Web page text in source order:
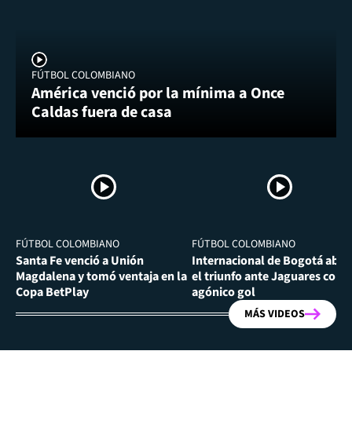
FÚTBOL COLOMBIANO
América venció por la mínima a Once
Caldas fuera de casa
FÚTBOL COLOMBIANO
Santa Fe venció a Unión
Magdalena y tomó ventaja en la
Copa BetPlay
FÚTBOL COLOMBIANO
Internacional de Bogotá
el triunfo ante Jaguares con
agónico gol
MÁS VIDEOS